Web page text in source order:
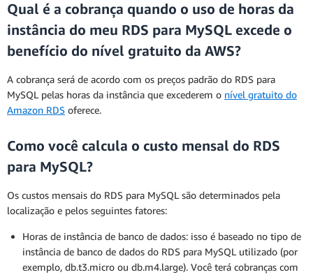
Qual é a cobrança quando o uso de horas da
instância do meu RDS para MySQL excede o
benefício do nível gratuito da AWS?
A cobrança será de acordo com os preços padrão do RDS para
MySQL pelas horas da instância que excederem o nível gratuito do
Amazon RDS oferece.
Como você calcula o custo mensal do RDS
para MySQL?
Os custos mensais do RDS para MySQL são determinados pela
localização e pelos seguintes fatores:
Horas de instância de banco de dados: isso é baseado no tipo de
instância de banco de dados do RDS para MySQL utilizado (por
exemplo, db.t3.micro ou db.m4.large). Você terá cobranças com